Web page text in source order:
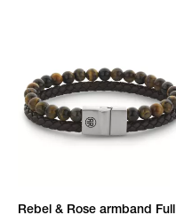
Rebel & Rose armband Full